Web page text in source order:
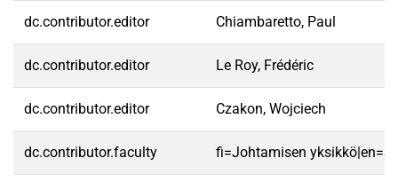
dc.contributor.editor Chiambaretto, Paul
dc.contributor.editor Le Roy, Frédéric
dc.contributor.editor Czakon, Wojciech
dc.contributor.faculty fi=Johtamisen